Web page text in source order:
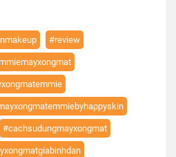
#review
#cachsudungmayxongmat